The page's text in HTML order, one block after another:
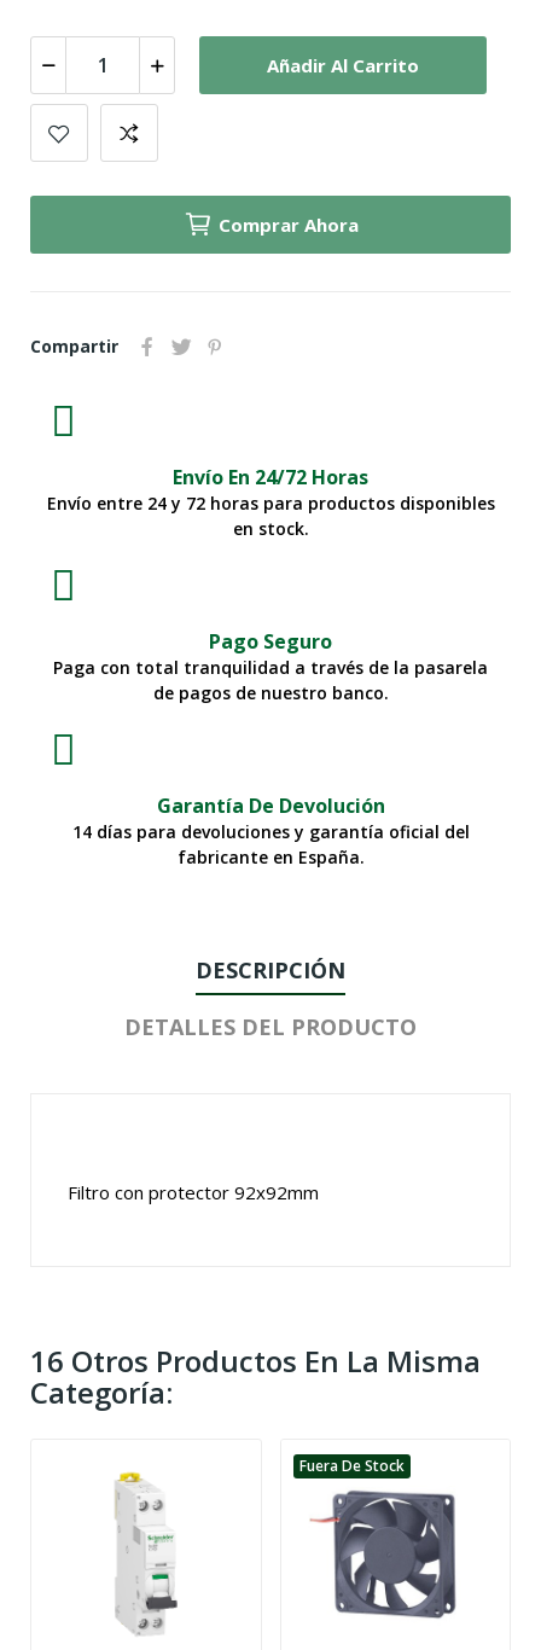
Añadir Al Carrito
Comprar Ahora
Compartir
Envío En 24/72 Horas
Envío entre 24 y 72 horas para productos disponibles
en stock.
Pago Seguro
Paga con total tranquilidad a través de la pasarela
de pagos de nuestro banco.
Garantía De Devolución
14 días para devoluciones y garantía oficial del
fabricante en España.
DESCRIPCIÓN
DETALLES DEL PRODUCTO
Filtro con protector 92x92mm
16 Otros Productos En La Misma
Categoría:
Fuera De Stock